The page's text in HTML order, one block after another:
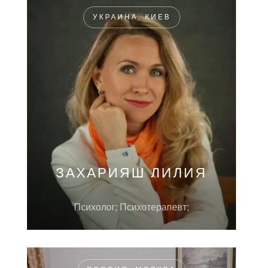
УКРАИНА, КИЕВ
ЗАХАРИЯШ ЛИЛИЯ
Психолог; Психотерапевт;